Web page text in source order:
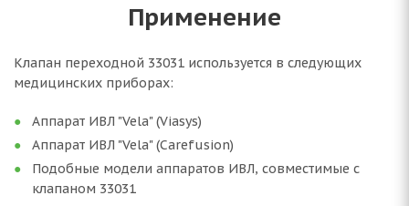
Применение
Клапан переходной 33031 используется в следующих
медицинских приборах:
Аппарат ИВЛ "Vela" (Viasys)
Аппарат ИВЛ "Vela" (Carefusion)
Подобные модели аппаратов ИВЛ, совместимые с
клапаном 33031